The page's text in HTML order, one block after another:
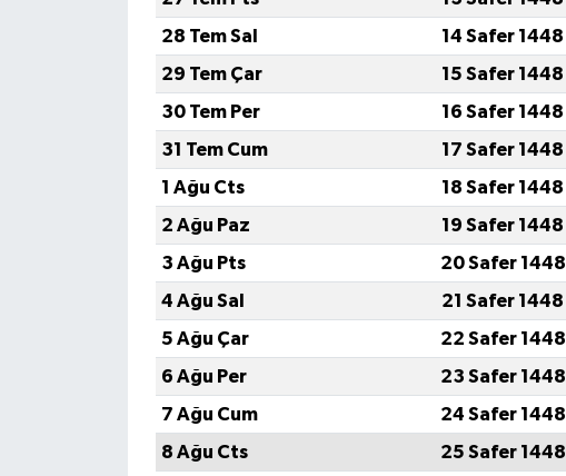
28 Tem Sal
14 Safer 1448
29 Tem Çar
15 Safer 1448
30 Tem Per
16 Safer 1448
31 Tem Cum
17 Safer 1448
1 Ağu Cts
18 Safer 1448
2 Ağu Paz
19 Safer 1448
3 Ağu Pts
20 Safer 1448
4 Ağu Sal
21 Safer 1448
5 Ağu Çar
22 Safer 1448
6 Ağu Per
23 Safer 1448
7 Ağu Cum
24 Safer 1448
8 Ağu Cts
25 Safer 1448